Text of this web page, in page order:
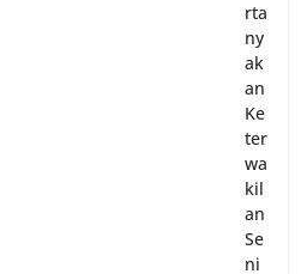
rta
ny
ak
an
Ke
ter
wa
kil
an
Se
ni